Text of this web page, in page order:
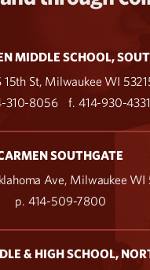
MIDDLE SCHOOL,
15th St, Milwaukee WI
310-8056
f. 414-930-4331
SOUTHGATE
Ave, Milwaukee WI
p. 414-509-7800
& HIGH SCHOOL,